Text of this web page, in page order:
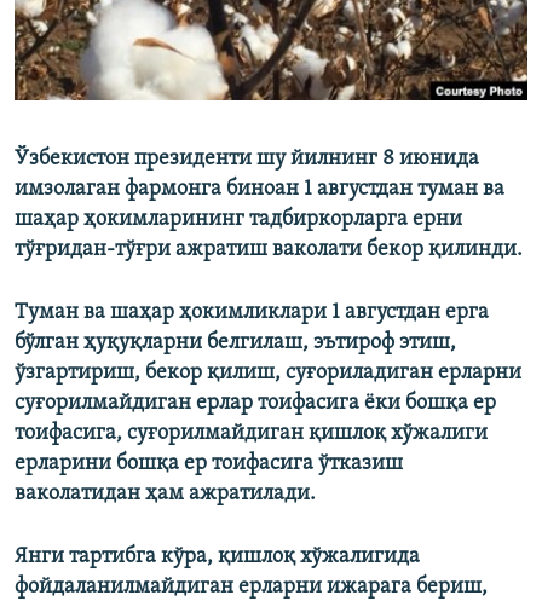
Ўзбекистон президенти шу йилнинг 8 июнида
имзолаган фармонга биноан 1 августдан туман ва
шаҳар ҳокимларининг тадбиркорларга ерни
тўғридан-тўғри ажратиш ваколати бекор қилинди.
Туман ва шаҳар ҳокимликлари 1 августдан ерга
бўлган ҳуқуқларни белгилаш, эътироф этиш,
ўзгартириш, бекор қилиш, суғориладиган ерларни
суғорилмайдиган ерлар тоифасига ёки бошқа ер
тоифасига, суғорилмайдиган қишлоқ хўжалиги
ерларини бошқа ер тоифасига ўтказиш
ваколатидан ҳам ажратилади.
Янги тартибга кўра, қишлоқ хўжалигида
фойдаланилмайдиган ерларни ижарага бериш,